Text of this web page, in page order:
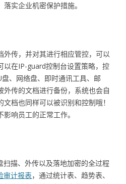
实企业机密保护措施。
外传，并对其进行相应管控，可以
以在IP-guard控制台设置策略，控
、网络盘、即时通讯工具、邮
传的文档进行备份，系统也会自
档也同样可以被识别和控制哦！
响员工的正常工作。
描、外传以及落地加密的全过程
审计报表，通过统计表、趋势表、